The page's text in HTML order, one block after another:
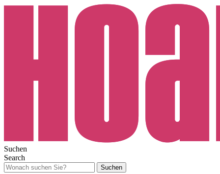
Suchen
Search
Suchen